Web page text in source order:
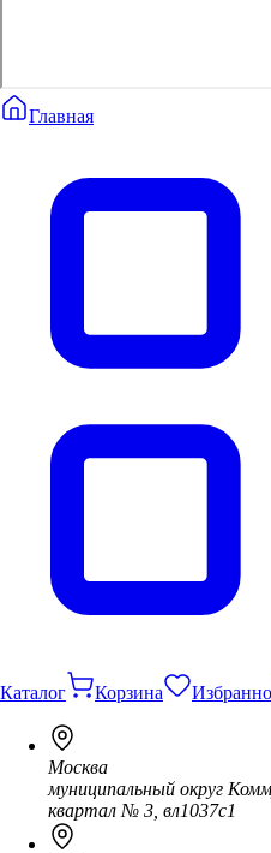
Главная
Каталог Корзина
Москва
муниципальный округ
квартал № 3, вл1037с1